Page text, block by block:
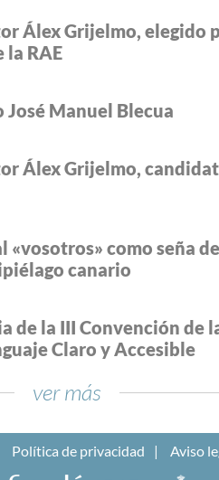
Álex Grijelmo, elegido
la RAE
José Manuel Blecua
Álex Grijelmo,
«vosotros» como seña de
canario
de la III Convención de
Claro y Accesible
ver más
Política de privacidad Aviso